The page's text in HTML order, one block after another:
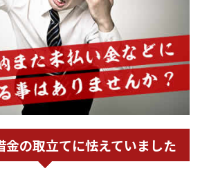
金の取立てに怯えていました